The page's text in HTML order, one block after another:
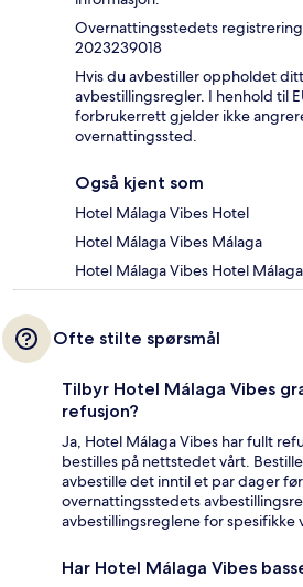
Overnattingsstedets
2023239018
Hvis du avbestiller oppholdet
avbestillingsregler. I henhold til
forbrukerrett gjelder ikke
overnattingssted.
Også kjent som
Hotel Málaga Vibes Hotel
Hotel Málaga Vibes Málaga
Hotel Málaga Vibes Hotel Málaga
Ofte stilte spørsmål
Tilbyr Hotel Málaga Vibes
refusjon?
Ja, Hotel Málaga Vibes har fullt
bestilles på nettstedet vårt.
avbestille det inntil et par dager
overnattingsstedets
avbestillingsreglene for spesifikke
Har Hotel Málaga Vibes